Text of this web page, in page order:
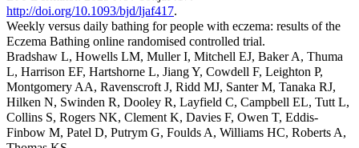
http://doi.org/10.1093/bjd/ljaf417.
Weekly versus daily bathing for people with eczema: results of the
Eczema Bathing online randomised controlled trial.
Bradshaw L, Howells LM, Muller I, Mitchell EJ, Baker A, Thuma
L, Harrison EF, Hartshorne L, Jiang Y, Cowdell F, Leighton P,
Montgomery AA, Ravenscroft J, Ridd MJ, Santer M, Tanaka RJ,
Hilken N, Swinden R, Dooley R, Layfield C, Campbell EL, Tutt L,
Collins S, Rogers NK, Clement K, Davies F, Owen T, Eddis-
Finbow M, Patel D, Putrym G, Foulds A, Williams HC, Roberts A,